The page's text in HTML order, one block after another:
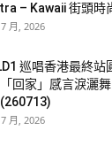
– Kawaii 街頭時
月, 2026
巡唱香港最終站
回家」感言淚灑
月, 2026